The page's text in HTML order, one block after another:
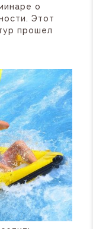
о
Этот
прошел